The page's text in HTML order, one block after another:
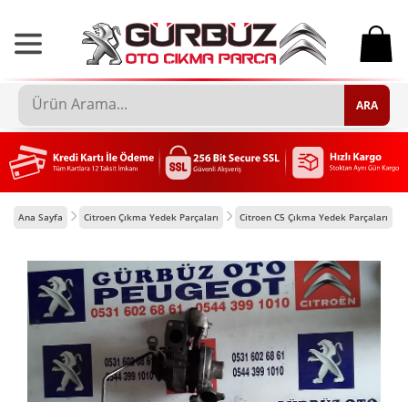
0
ARA
Ana Sayfa Citroen Çıkma Yedek Parçaları Citroen C5 Çıkma Yedek Parçaları